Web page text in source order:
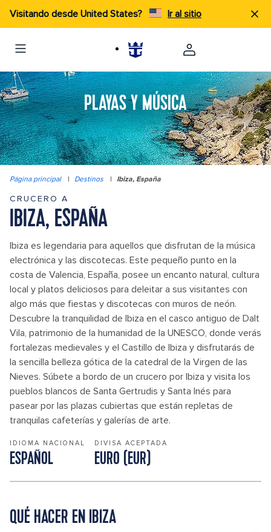
Visitando desde United States? Ir al sitio
PLAYAS Y MÚSICA
Página principal | Destinos | Ibiza, España
CRUCERO A
IBIZA, ESPAÑA
Ibiza es legendaria para aquellos que disfrutan de la música
electrónica y las discotecas. Este pequeño punto en la
costa de Valencia, España, posee un encanto natural, cultura
local y platos deliciosos para deleitar a sus visitantes con
algo más que fiestas y discotecas con muros de neón.
Descubre la tranquilidad de Ibiza en el casco antiguo de Dalt
Vila, patrimonio de la humanidad de la UNESCO, donde verás
fortalezas medievales y el Castillo de Ibiza y disfrutarás de
la sencilla belleza gótica de la catedral de la Virgen de las
Nieves. Súbete a bordo de un crucero por Ibiza y visita los
pueblos blancos de Santa Gertrudis y Santa Inés para
pasear por las plazas cubiertas que están repletas de
tranquilas cafeterías y galerías de arte.
IDIOMA NACIONAL
ESPAÑOL
DIVISA ACEPTADA
EURO (EUR)
QUÉ HACER EN IBIZA